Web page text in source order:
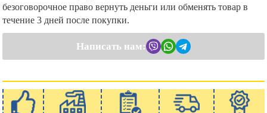
безоговорочное право вернуть деньги или обменять товар в
течение 3 дней после покупки.
Написать нам: